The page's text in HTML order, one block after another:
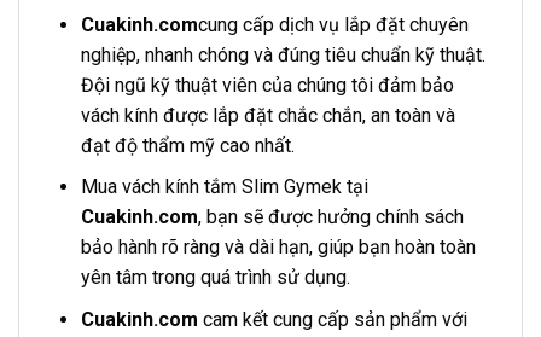
Cuakinh.comcung cấp dịch vụ lắp đặt chuyên
nghiệp, nhanh chóng và đúng tiêu chuẩn kỹ thuật.
Đội ngũ kỹ thuật viên của chúng tôi đảm bảo
vách kính được lắp đặt chắc chắn, an toàn và
đạt độ thẩm mỹ cao nhất.
Mua vách kính tắm Slim Gymek tại
Cuakinh.com, bạn sẽ được hưởng chính sách
bảo hành rõ ràng và dài hạn, giúp bạn hoàn toàn
yên tâm trong quá trình sử dụng.
Cuakinh.com cam kết cung cấp sản phẩm với